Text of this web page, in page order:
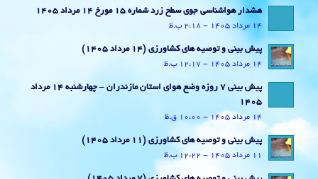
هشدار هواشناسی جوی سطح زرد شماره 15 مورخ 14 مرداد 1405
14 مرداد 1405 - 2:18 ب.ظ
پیش بینی و توصیه های کشاورزی (14 مرداد ۱۴۰۵)
14 مرداد 1405 - 12:17 ب.ظ
پیش بینی 7 روزه وضع هوای استان مازندران – چهارشنبه 14 مرداد
1405
14 مرداد 1405 - 10:00 ق.ظ
پیش بینی و توصیه های کشاورزی (11 مرداد ۱۴۰۵)
11 مرداد 1405 - 12:22 ب.ظ